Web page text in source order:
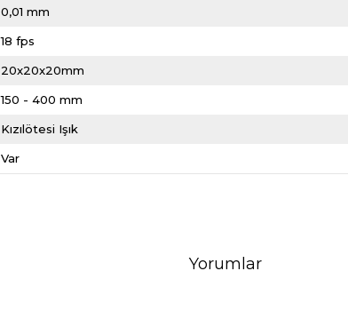
0,01 mm
18 fps
20x20x20mm
150 - 400 mm
Kızılötesi Işık
Var
Yorumlar